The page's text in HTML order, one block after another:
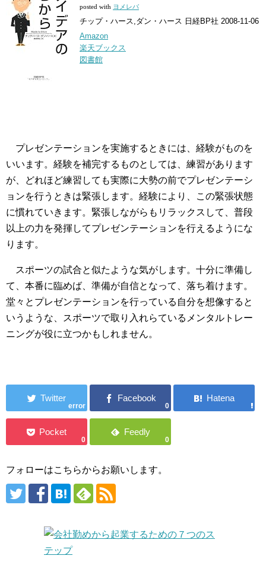
posted with ヨメレバ
チップ・ハース,ダン・ハース 日経BP社 2008-11-06
Amazon
楽天ブックス
図書館
プレゼンテーションを実施するときには、経験がものを
いいます。経験を補完するものとしては、練習があります
が、どれほど練習しても実際に大勢の前でプレゼンテーシ
ョンを行うときは緊張します。経験により、この緊張状態
に慣れていきます。緊張しながらもリラックスして、普段
以上の力を発揮してプレゼンテーションを行えるようにな
ります。
スポーツの試合と似たような気がします。十分に準備し
て、本番に臨めば、準備が自信となって、落ち着けます。
堂々とプレゼンテーションを行っている自分を想像すると
いうような、スポーツで取り入れらているメンタルトレー
ニングが役に立つかもしれません。
error 0
0 0
フォローはこちらからお願いします。